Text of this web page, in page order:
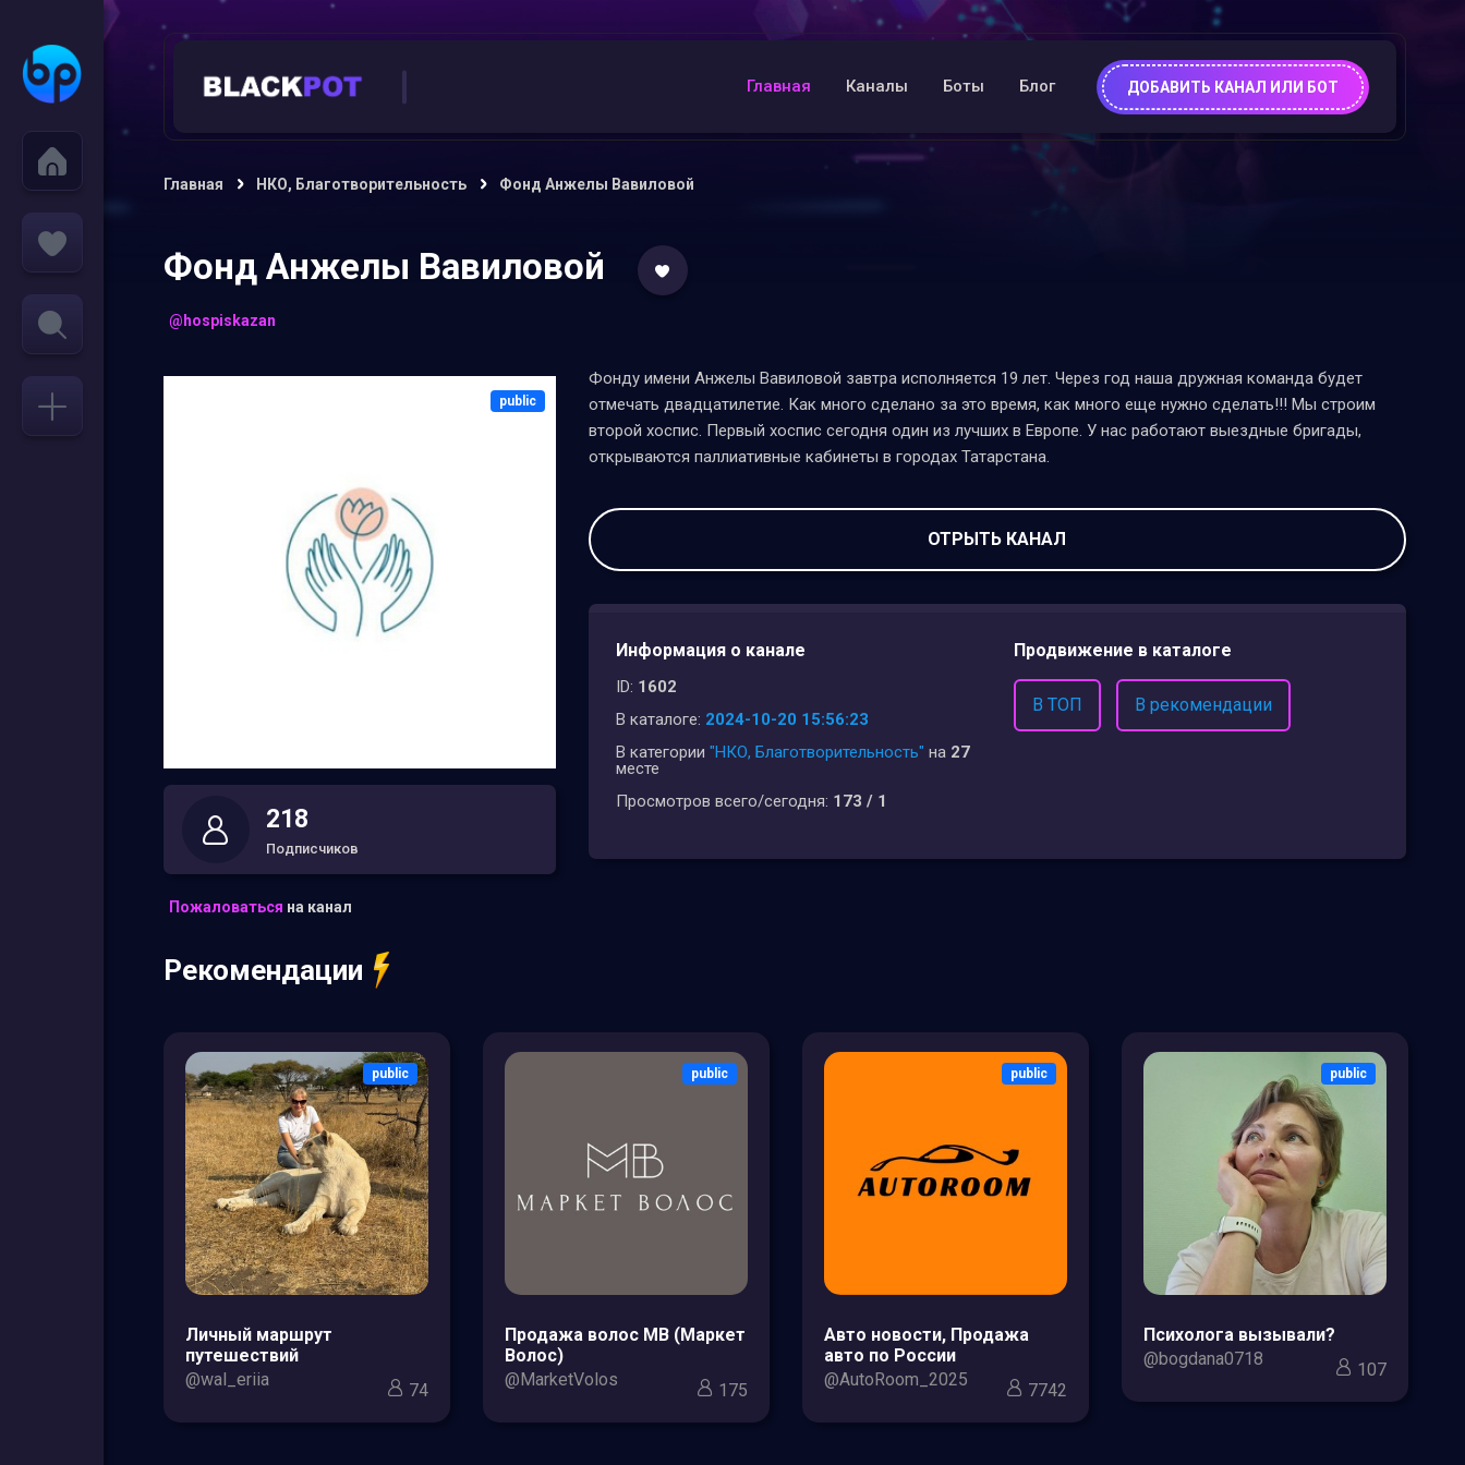
Главная Каналы Боты Блог ДОБАВИТЬ КАНАЛ ИЛИ БОТ
Главная НКО, Благотворительность Фонд Анжелы Вавиловой
Фонд Анжелы Вавиловой
@hospiskazan
public
218
Подписчиков
Пожаловаться на канал
Фонду имени Анжелы Вавиловой завтра исполняется 19 лет. Через год наша дружная команда будет
отмечать двадцатилетие. Как много сделано за это время, как много еще нужно сделать!!! Мы строим
второй хоспис. Первый хоспис сегодня один из лучших в Европе. У нас работают выездные бригады,
открываются паллиативные кабинеты в городах Татарстана.
ОТРЫТЬ КАНАЛ
Информация о канале
ID: 1602
В каталоге: 2024-10-20 15:56:23
В категории "НКО, Благотворительность" на 27
месте
Просмотров всего/сегодня: 173 / 1
Продвижение в каталоге
В ТОП В рекомендации
Рекомендации
public
Личный маршрут
путешествий
@wal_eriia
74
public
Продажа волос МВ (Маркет
Волос)
@MarketVolos
175
public
Авто новости, Продажа
авто по России
@AutoRoom_2025
7742
public
Психолога вызывали?
@bogdana0718
107